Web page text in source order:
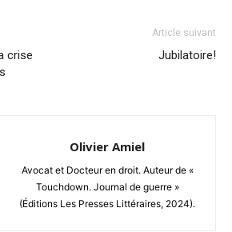
crise
Article suivant
Jubilatoire!
Olivier Amiel
Avocat et Docteur en droit. Auteur de «
Touchdown. Journal de guerre »
(Éditions Les Presses Littéraires, 2024).